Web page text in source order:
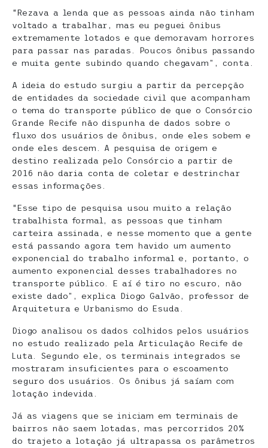
“Rezava a lenda que as pessoas ainda não tinham
voltado a trabalhar, mas eu peguei ônibus
extremamente lotados e que demoravam horrores
para passar nas paradas. Poucos ônibus passando
e muita gente subindo quando chegavam”, conta.
A ideia do estudo surgiu a partir da percepção
de entidades da sociedade civil que acompanham
o tema do transporte público de que o Consórcio
Grande Recife não dispunha de dados sobre o
fluxo dos usuários de ônibus, onde eles sobem e
onde eles descem. A pesquisa de origem e
destino realizada pelo Consórcio a partir de
2016 não daria conta de coletar e destrinchar
essas informações.
“Esse tipo de pesquisa usou muito a relação
trabalhista formal, as pessoas que tinham
carteira assinada, e nesse momento que a gente
está passando agora tem havido um aumento
exponencial do trabalho informal e, portanto, o
aumento exponencial desses trabalhadores no
transporte público. E aí é tiro no escuro, não
existe dado”, explica Diogo Galvão, professor de
Arquitetura e Urbanismo do Esuda.
Diogo analisou os dados colhidos pelos usuários
no estudo realizado pela Articulação Recife de
Luta. Segundo ele, os terminais integrados se
mostraram insuficientes para o escoamento
seguro dos usuários. Os ônibus já saíam com
lotação indevida.
Já as viagens que se iniciam em terminais de
bairros não saem lotadas, mas percorridos 20%
do trajeto a lotação já ultrapassa os parâmetros